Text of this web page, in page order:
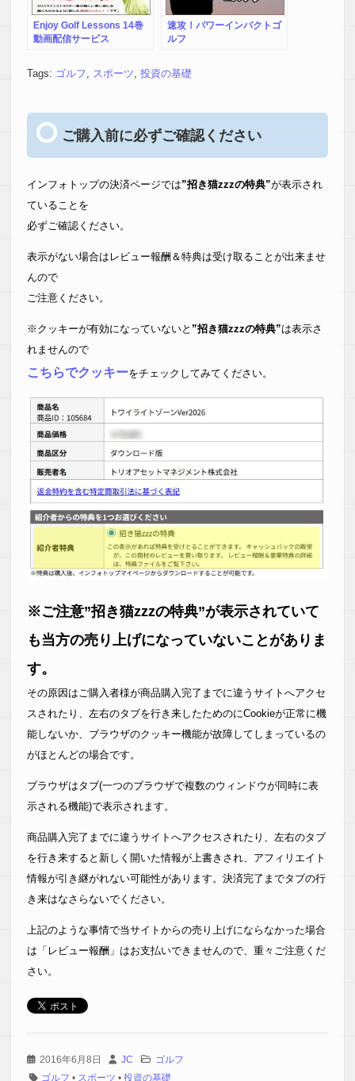
Enjoy Golf Lessons 14巻
動画配信サービス
速攻！パワーインパクトゴ
ルフ
Tags: ゴルフ, スポーツ, 投資の基礎
ご購入前に必ずご確認ください
インフォトップの決済ページでは”招き猫zzzの特典”が表示され
ていることを
必ずご確認ください。
表示がない場合はレビュー報酬＆特典は受け取ることが出来ませ
んので
ご注意ください。
※クッキーが有効になっていないと ”招き猫zzzの特典”は表示さ
れませんので
こちらでクッキーをチェックしてみてください。
※ご注意”招き猫zzzの特典”が表示されていて
も当方の売り上げになっていないことがありま
す。
その原因はご購入者様が商品購入完了までに違うサイトへアクセ
スされたり、左右のタブを行き来したためのにCookieが正常に機
能しないか、ブラウザのクッキー機能が故障してしまっているの
がほとんどの場合です。
ブラウザはタブ(一つのブラウザで複数のウィンドウが同時に表
示される機能)で表示されます。
商品購入完了までに違うサイトへアクセスされたり、左右のタブ
を行き来すると新しく開いた情報が上書きされ、アフィリエイト
情報が引き継がれない可能性があります。決済完了までタブの行
き来はなさらないでください。
上記のような事情で当サイトからの売り上げにならなかった場合
は「レビュー報酬」はお支払いできませんので、重々ご注意くだ
さい。
2016年6月8日 JC
ゴルフ
ゴルフ • スポーツ • 投資の基礎